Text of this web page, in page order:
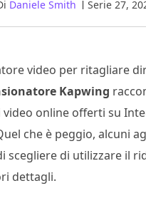
Daniele Smith Serie 27,
video per ritagliare
Kapwing
online offerti su
che è peggio, alcuni
scegliere di utilizzare il
dettagli.